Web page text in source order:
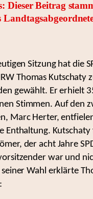
Dieser Beitrag
Sitzung hat die
Thomas Kutschaty
gewählt. Er erhielt
Stimmen. Auf den
Marc Herter,
Enthaltung.
der acht Jahre
war und
Wahl erklärte